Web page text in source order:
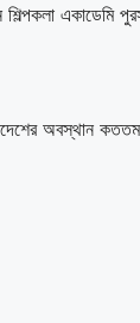
একাডেমি
অবস্থান